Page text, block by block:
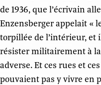
de 1936, que l’écrivain
Enzensberger appelait «
torpillée de l’intérieur, et
résister militairement à
adverse. Et ces rues et
pouvaient pas y vivre en